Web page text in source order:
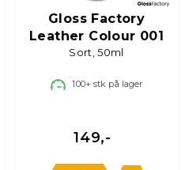
Gloss Factory
Leather Colour 001
Sort, 50ml
100+ stk på lager
149,-